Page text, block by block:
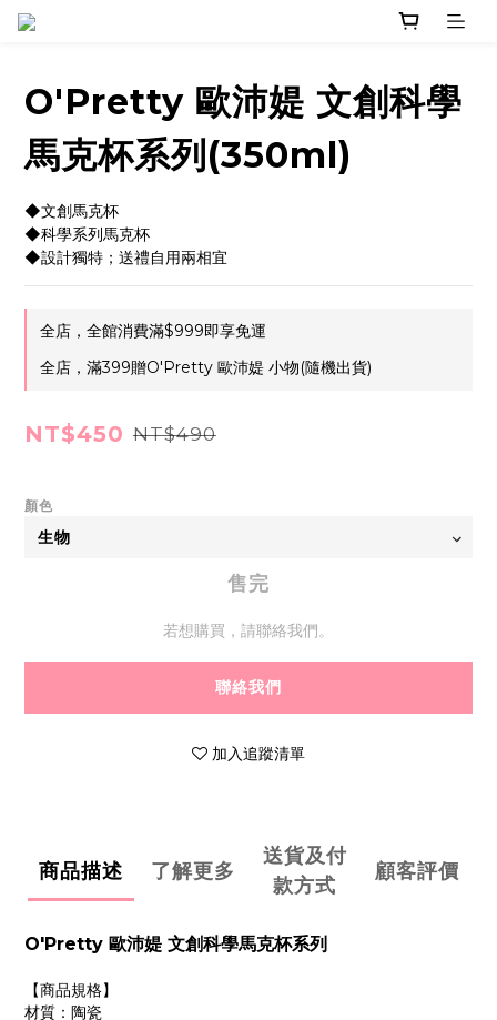
O'Pretty 歐沛媞 文創科學
馬克杯系列(350ml)
◆文創馬克杯
◆科學系列馬克杯
◆設計獨特；送禮自用兩相宜
全店，全館消費滿$999即享免運
全店，滿399贈O'Pretty 歐沛媞 小物(隨機出貨)
NT$450 NT$490
顏色
售完
若想購買，請聯絡我們。
聯絡我們
加入追蹤清單
商品描述 了解更多
送貨及付
款方式
顧客評價
O'Pretty 歐沛媞 文創科學馬克杯系列
【商品規格】
材質：陶瓷